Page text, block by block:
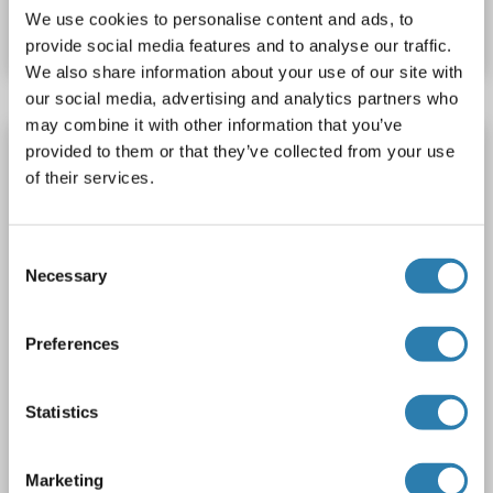
We use cookies to personalise content and ads, to
provide social media features and to analyse our traffic.
We also share information about your use of our site with
our social media, advertising and analytics partners who
may combine it with other information that you’ve
provided to them or that they’ve collected from your use
of their services.
Selection
Necessary
Preferences
Statistics
Marketing
Fiche technique Détails
PDGFD Kit ELISA
PDGFD Reactivité: Rat
1 image